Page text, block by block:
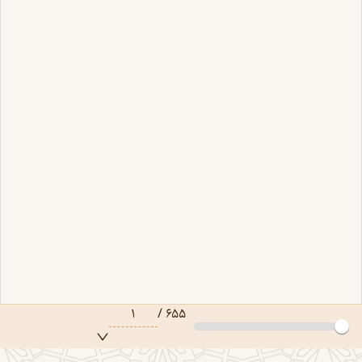
صفحه ۱۶۵۵ / ۱